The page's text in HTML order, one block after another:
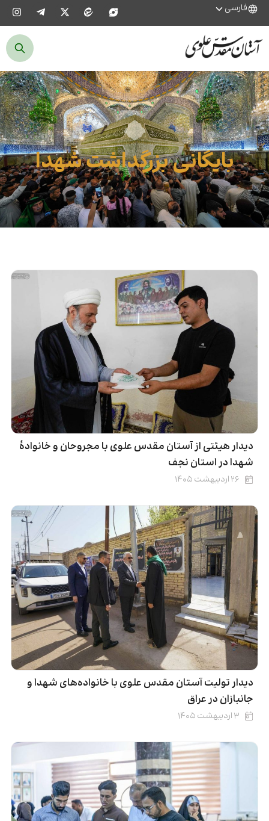
فارسی
بایگانی بزرگداشت شهدا
دیدار هیئتی از آستان مقدس علوی با مجروحان و خانوادۀ
شهدا در استان نجف
۲۶ اردیبهشت ۱۴۰۵
دیدار تولیت آستان مقدس علوی با خانواده‌های شهدا و
جانبازان در عراق
۳ اردیبهشت ۱۴۰۵